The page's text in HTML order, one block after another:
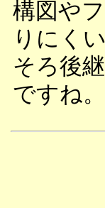
構図や
りにく
そろ後
ですね。